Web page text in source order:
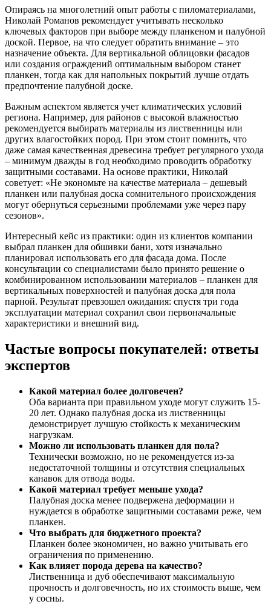
Опираясь на многолетний опыт работы с пиломатериалами,
Николай Романов рекомендует учитывать несколько
ключевых факторов при выборе между планкеном и палубной
доской. Первое, на что следует обратить внимание – это
назначение объекта. Для вертикальной облицовки фасадов
или создания ограждений оптимальным выбором станет
планкен, тогда как для напольных покрытий лучше отдать
предпочтение палубной доске.
Важным аспектом является учет климатических условий
региона. Например, для районов с высокой влажностью
рекомендуется выбирать материалы из лиственницы или
других влагостойких пород. При этом стоит помнить, что
даже самая качественная древесина требует регулярного ухода
– минимум дважды в год необходимо проводить обработку
защитными составами. На основе практики, Николай
советует: «Не экономьте на качестве материала – дешевый
планкен или палубная доска сомнительного происхождения
могут обернуться серьезными проблемами уже через пару
сезонов».
Интересный кейс из практики: один из клиентов компании
выбрал планкен для обшивки бани, хотя изначально
планировал использовать его для фасада дома. После
консультации со специалистами было принято решение о
комбинированном использовании материалов – планкен для
вертикальных поверхностей и палубная доска для пола
парной. Результат превзошел ожидания: спустя три года
эксплуатации материал сохранил свои первоначальные
характеристики и внешний вид.
Частые вопросы покупателей: ответы
экспертов
Какой материал более долговечен?
Оба варианта при правильном уходе могут служить 15-
20 лет. Однако палубная доска из лиственницы
демонстрирует лучшую стойкость к механическим
нагрузкам.
Можно ли использовать планкен для пола?
Технически возможно, но не рекомендуется из-за
недостаточной толщины и отсутствия специальных
канавок для отвода воды.
Какой материал требует меньше ухода?
Палубная доска менее подвержена деформации и
нуждается в обработке защитными составами реже, чем
планкен.
Что выбрать для бюджетного проекта?
Планкен более экономичен, но важно учитывать его
ограничения по применению.
Как влияет порода дерева на качество?
Лиственница и дуб обеспечивают максимальную
прочность и долговечность, но их стоимость выше, чем
у сосны.